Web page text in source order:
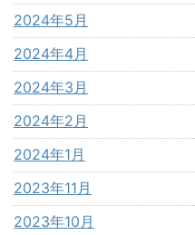
2024年5月
2024年4月
2024年3月
2024年2月
2024年1月
2023年11月
2023年10月